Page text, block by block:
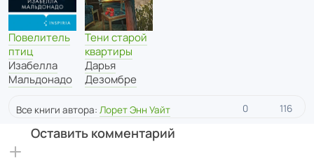
Повелитель
птиц
Изабелла
Мальдонадо
Тени старой
квартиры
Дарья
Дезомбре
Все книги автора: Лорет Энн Уайт 0 116
Оставить комментарий